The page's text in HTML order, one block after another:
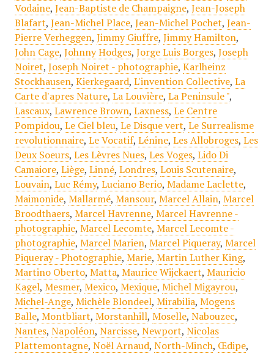
Vodaine, Jean-Baptiste de Champaigne, Jean-Joseph
Blafart, Jean-Michel Place, Jean-Michel Pochet, Jean-
Pierre Verheggen, Jimmy Giuffre, Jimmy Hamilton,
John Cage, Johnny Hodges, Jorge Luis Borges, Joseph
Noiret, Joseph Noiret - photographie, Karlheinz
Stockhausen, Kierkegaard, L'invention Collective, La
Carte d'apres Nature, La Louvière, La Peninsule ",
Lascaux, Lawrence Brown, Laxness, Le Centre
Pompidou, Le Ciel bleu, Le Disque vert, Le Surrealisme
revolutionnaire, Le Vocatif, Lénine, Les Allobroges, Les
Deux Soeurs, Les Lèvres Nues, Les Voges, Lido Di
Camaiore, Liège, Linné, Londres, Louis Scutenaire,
Louvain, Luc Rémy, Luciano Berio, Madame Laclette,
Maimonide, Mallarmé, Mansour, Marcel Allain, Marcel
Broodthaers, Marcel Havrenne, Marcel Havrenne -
photographie, Marcel Lecomte, Marcel Lecomte -
photographie, Marcel Marien, Marcel Piqueray, Marcel
Piqueray - Photographie, Marie, Martin Luther King,
Martino Oberto, Matta, Maurice Wijckaert, Mauricio
Kagel, Mesmer, Mexico, Mexique, Michel Migayrou,
Michel-Ange, Michèle Blondeel, Mirabilia, Mogens
Balle, Montbliart, Morstanhill, Moselle, Nabouzec,
Nantes, Napoléon, Narcisse, Newport, Nicolas
Plattemontagne, Noël Arnaud, North-Minch, Œdipe,